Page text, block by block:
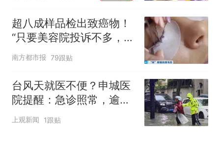
超八成样品检出致癌物！
“只要美容院投诉不多，店
家就不会更换产品”
南方都市报 79跟贴
台风天就医不便？申城医
院提醒：急诊照常，逾期
未就诊的预约不计入爽约
上观新闻 1跟贴